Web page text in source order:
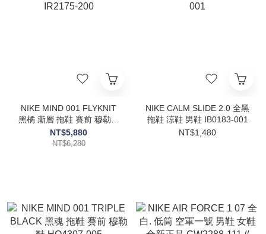
NIKE MIND 001 FLYKNIT
黑橘 漸層 拖鞋 賽前 穆勒鞋
IR2175-200
NT$5,880
NT$6,280
NIKE CALM SLIDE 2.0 全黑
拖鞋 涼鞋 男鞋 IB0183-001
NT$1,480